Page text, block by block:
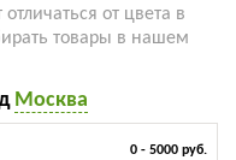
от цвета в
товары в нашем
Москва
0 - 5000 руб.